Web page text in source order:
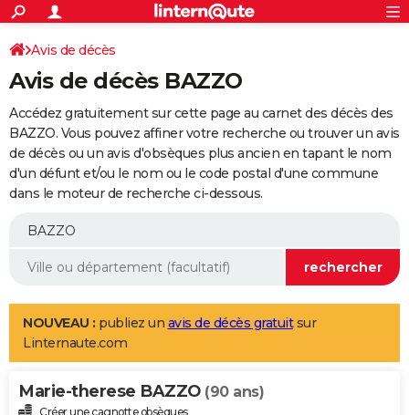
ACTUALITÉS
Politique
Société
Faits Divers
Education
Monde
Villes
+
SPORT
Coupe du monde 2026
Football
Tennis
Cyclisme
Rugby
Forum
Programme TV
TNT
Streaming
Cinéma
Sorties cinéma
Musique
+
FINANCE
Retraite
Impôts
Epargne
Immobilier
Risques naturels par ville
Banque
Assurance
Crédit
AUTO
Essais
Réserver un essai
Citadines
Berlines
SUV
Forum auto
+
Mobiles
Meilleur smartphone
Internet
Ordinateurs
Jeux vidéo
Guide high-tech
Aménagement intérieur
LIFESTYLE
Art de vivre
Bien-être
Loisirs
Mode
Modes de vie
Alimentation
Guide de la santé
Maladies
Médicaments
Sommeil
VOYAGE
Avis de décès
Avis de décès BAZZO
Accédez gratuitement sur cette page au carnet des décès des
BAZZO. Vous pouvez affiner votre recherche ou trouver un avis
de décès ou un avis d'obsèques plus ancien en tapant le nom
d'un défunt et/ou le nom ou le code postal d'une commune
dans le moteur de recherche ci-dessous.
NOUVEAU : publiez un avis de décès gratuitsur
Linternaute.com
Marie-therese BAZZO (90 ans)
Créer une cagnotte obsèques